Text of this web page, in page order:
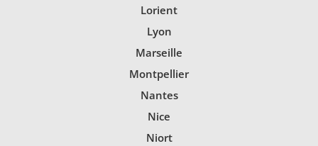
Lorient
Lyon
Marseille
Montpellier
Nantes
Nice
Niort